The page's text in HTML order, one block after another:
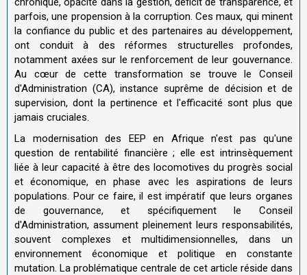
parfois, une propension à la corruption. Ces maux, qui minent
la confiance du public et des partenaires au développement,
ont conduit à des réformes structurelles profondes,
notamment axées sur le renforcement de leur gouvernance.
Au cœur de cette transformation se trouve le Conseil
d'Administration (CA), instance suprême de décision et de
supervision, dont la pertinence et l'efficacité sont plus que
jamais cruciales.
La modernisation des EEP en Afrique n'est pas qu'une
question de rentabilité financière ; elle est intrinsèquement
liée à leur capacité à être des locomotives du progrès social
et économique, en phase avec les aspirations de leurs
populations. Pour ce faire, il est impératif que leurs organes
de gouvernance, et spécifiquement le Conseil
d'Administration, assument pleinement leurs responsabilités,
souvent complexes et multidimensionnelles, dans un
environnement économique et politique en constante
mutation. La problématique centrale de cet article réside dans